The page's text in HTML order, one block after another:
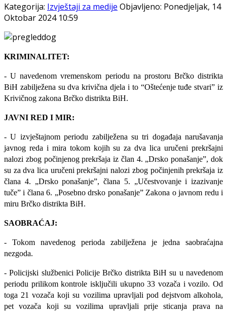
Kategorija: Izvještaji za medije Objavljeno: Ponedjeljak, 14
Oktobar 2024 10:59
KRIMINALITET:
- U navedenom vremenskom periodu na prostoru Brčko distrikta
BiH zabilježena su dva krivična djela i to “Oštećenje tuđe stvari” iz
Krivičnog zakona Brčko distrikta BiH.
JAVNI RED I MIR:
- U izvještajnom periodu zabilježena su tri događaja narušavanja
javnog reda i mira tokom kojih su za dva lica uručeni prekršajni
nalozi zbog počinjenog prekršaja iz član 4. „Drsko ponašanje”, dok
su za dva lica uručeni prekršajni nalozi zbog počinjenih prekršaja iz
člana 4. „Drsko ponašanje”, člana 5. „Učestvovanje i izazivanje
tuče” i člana 6. „Posebno drsko ponašanje” Zakona o javnom redu i
miru Brčko distrikta BiH.
SAOBRAĆAJ:
- Tokom navedenog perioda zabilježena je jedna saobraćajna
nezgoda.
-Policijski službenici Policije Brčko distrikta BiH su u navedenom
periodu prilikom kontrole isključili ukupno 33 vozača i vozilo. Od
toga 21 vozača koji su vozilima upravljali pod dejstvom alkohola,
pet vozača koji su vozilima upravljali prije sticanja prava na